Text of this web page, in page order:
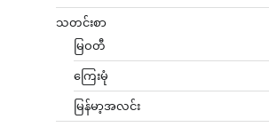
သတင်းစာ
မြဝတီ
ကြေးမုံ
မြန်မာ့အလင်း